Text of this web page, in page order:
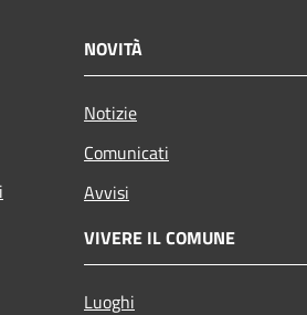
NOVITÀ
Notizie
Comunicati
Avvisi
VIVERE IL COMUNE
Luoghi